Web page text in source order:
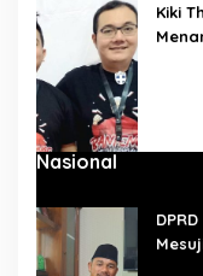
Kiki
Nasional